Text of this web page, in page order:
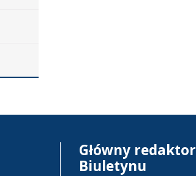
Główny redaktor
Biuletynu